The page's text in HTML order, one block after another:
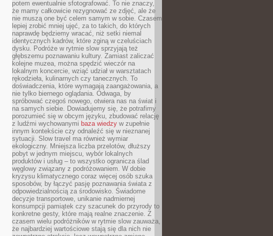
potem ewentualnie sfotografować. To nie znaczy,
że mamy całkowicie rezygnować ze zdjęć, ale że
nie muszą one być celem samym w sobie. Czasem
lepiej zrobić mniej ujęć, za to takich, do których
naprawdę będziemy wracać, niż setki niemal
identycznych kadrów, które zginą w czeluściach
dysku. Podróże w rytmie slow sprzyjają też
głębszemu poznawaniu kultury. Zamiast zaliczać
kolejne muzea, można spędzić wieczór na
lokalnym koncercie, wziąć udział w warsztatach
rękodzieła, kulinarnych czy tanecznych. To
doświadczenia, które wymagają zaangażowania, a
nie tylko biernego oglądania. Odwaga, by
spróbować czegoś nowego, otwiera nas na świat i
na samych siebie. Dowiadujemy się, że potrafimy
porozumieć się w obcym języku, zbudować relację
z ludźmi wychowanymi baza wiedzy w zupełnie
innym kontekście czy odnaleźć się w nieznanej
sytuacji. Slow travel ma również wymiar
ekologiczny. Mniejsza liczba przelotów, dłuższy
pobyt w jednym miejscu, wybór lokalnych
produktów i usług – to wszystko ogranicza ślad
węglowy związany z podróżowaniem. W dobie
kryzysu klimatycznego coraz więcej osób szuka
sposobów, by łączyć pasję poznawania świata z
odpowiedzialnością za środowisko. Świadome
decyzje transportowe, unikanie nadmiernej
konsumpcji pamiątek czy szacunek do przyrody to
konkretne gesty, które mają realne znaczenie. Z
czasem wielu podróżników w rytmie slow zauważa,
że najbardziej wartościowe stają się dla nich nie